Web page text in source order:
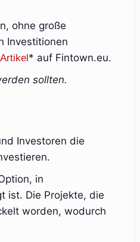
ohne große
Investitionen
Artikel* auf Fintown.eu.
sollten.
Investoren die
in
ist. Die Projekte, die
worden, wodurch